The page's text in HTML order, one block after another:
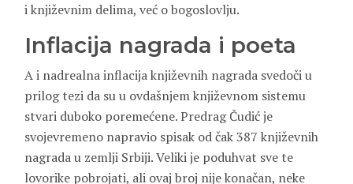
i književnim delima, već o bogoslovlju.
Inflacija nagrada i poeta
A i nadrealna inflacija književnih nagrada svedoči u
prilog tezi da su u ovdašnjem književnom sistemu
stvari duboko poremećene. Predrag Čudić je
svojevremeno napravio spisak od čak 387 književnih
nagrada u zemlji Srbiji. Veliki je poduhvat sve te
lovorike pobrojati, ali ovaj broj nije konačan, neke